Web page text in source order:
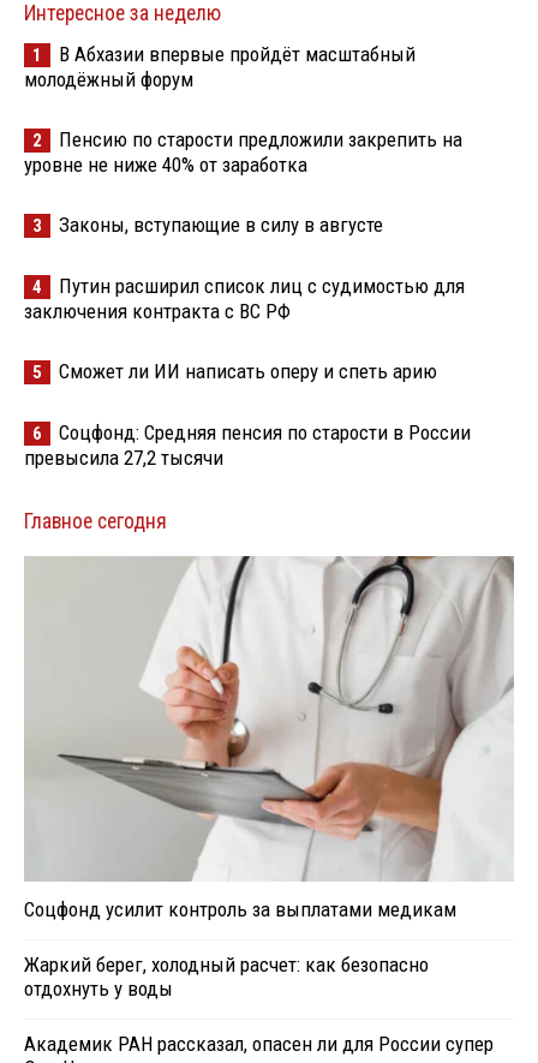
Интересное за неделю
1
В Абхазии впервые пройдёт масштабный
молодёжный форум
2
Пенсию по старости предложили закрепить на
уровне не ниже 40% от заработка
3 Законы, вступающие в силу в августе
4
Путин расширил список лиц с судимостью для
заключения контракта с ВС РФ
5 Сможет ли ИИ написать оперу и спеть арию
6
Соцфонд: Средняя пенсия по старости в России
превысила 27,2 тысячи
Главное сегодня
Соцфонд усилит контроль за выплатами медикам
Жаркий берег, холодный расчет: как безопасно
отдохнуть у воды
Академик РАН рассказал, опасен ли для России супер